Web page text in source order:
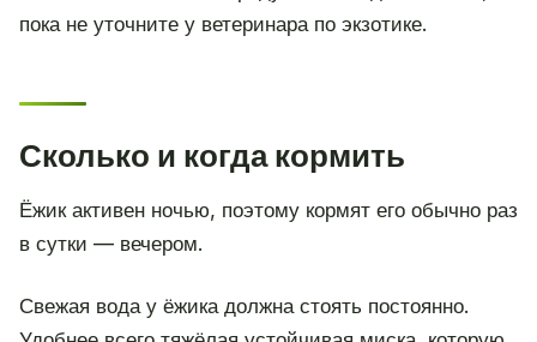
пока не уточните у ветеринара по экзотике.
Сколько и когда кормить
Ёжик активен ночью, поэтому кормят его обычно раз
в сутки — вечером.
Свежая вода у ёжика должна стоять постоянно.